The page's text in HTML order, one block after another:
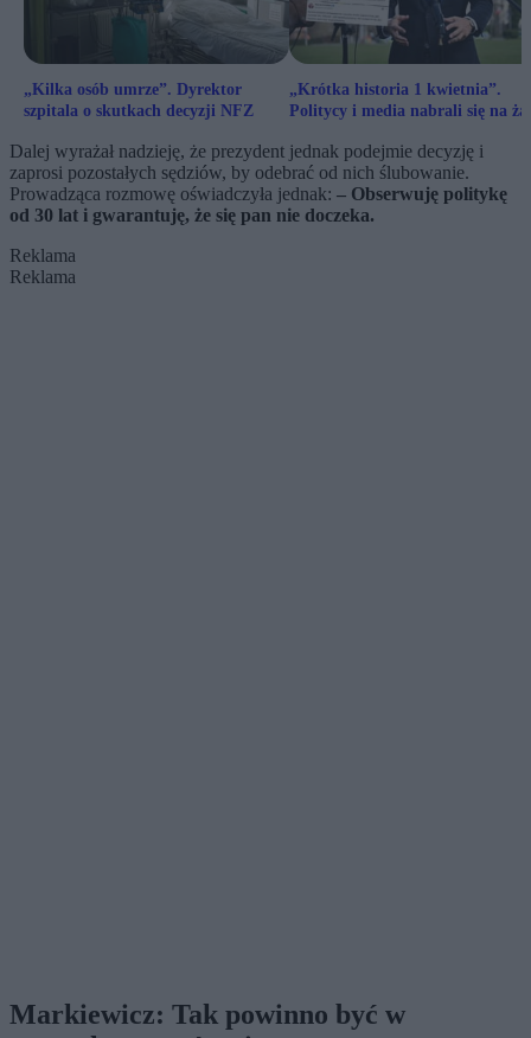
„Kilka osób umrze”. Dyrektor
szpitala o skutkach decyzji NFZ
„Krótka historia 1 kwietnia”.
Politycy i media nabrali się na
Dalej wyrażał nadzieję, że prezydent jednak podejmie decyzję i
zaprosi pozostałych sędziów, by odebrać od nich ślubowanie.
Prowadząca rozmowę oświadczyła jednak: – Obserwuję politykę
od 30 lat i gwarantuję, że się pan nie doczeka.
Reklama
Reklama
Markiewicz: Tak powinno być w